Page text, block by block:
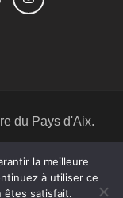
du Pays d'Aix.
Blossom
.Politique de
la meilleure
à utiliser ce
êtes satisfait.